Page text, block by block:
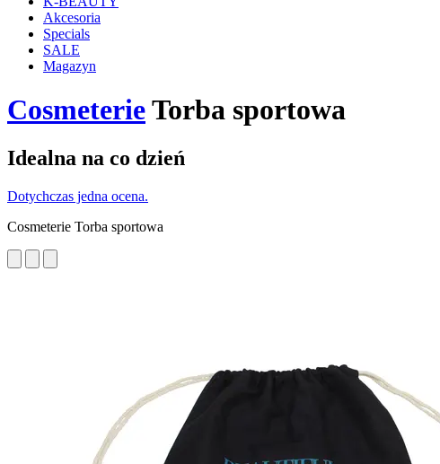
Akcesoria
Specials
SALE
Magazyn
CosmeterieTorba sportowa
Idealna na co dzień
Dotychczas jedna ocena.
Cosmeterie Torba sportowa